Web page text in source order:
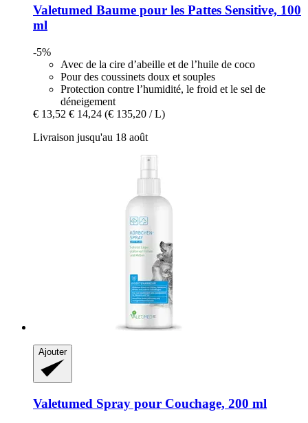
Valetumed Baume pour les Pattes Sensitive, 100
ml
-5%
Avec de la cire d’abeille et de l’huile de coco
Pour des coussinets doux et souples
Protection contre l’humidité, le froid et le sel de
déneigement
€ 13,52 € 14,24 (€ 135,20 / L)
Livraison jusqu'au 18 août
Ajouter
Valetumed Spray pour Couchage, 200 ml